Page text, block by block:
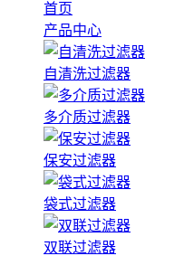
首页
产品中心
自清洗过滤器
多介质过滤器
保安过滤器
袋式过滤器
双联过滤器